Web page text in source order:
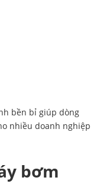
bền bỉ giúp dòng
nhiều doanh nghiệp
bơm